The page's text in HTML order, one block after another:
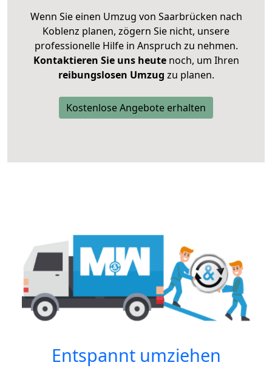
Wenn Sie einen Umzug von Saarbrücken nach
Koblenz planen, zögern Sie nicht, unsere
professionelle Hilfe in Anspruch zu nehmen.
Kontaktieren Sie uns heutenoch, um Ihren
reibungslosen Umzug zu planen.
Kostenlose Angebote erhalten
Entspannt umziehen